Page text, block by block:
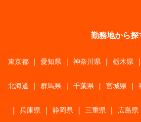
勤務地から探
東京都 | 愛知県 | 神奈川県 | 栃木県 |
北海道 | 群馬県 | 千葉県 | 宮城県 |
| 兵庫県 | 静岡県 | 三重県 | 広島県